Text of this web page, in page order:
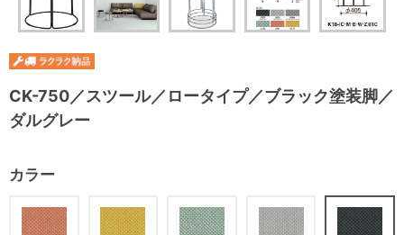
CK-750／スツール／ロータイプ／ブラック塗装脚／
ダルグレー
カラー